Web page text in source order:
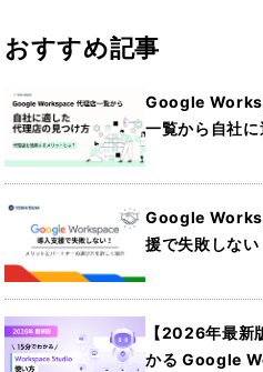
おすすめ記事
Google
一覧から自社に
く紹介
Google
援で失敗しない
紹介
【2026年最新
かる Google